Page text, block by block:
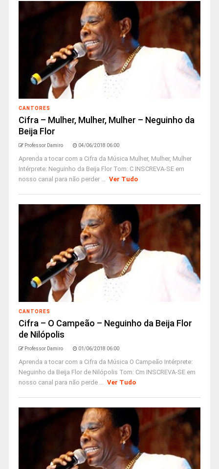
CANTORES
Cifra – Mulher, Mulher, Mulher – Neguinho da
Beija Flor
Professor Damiro 04/06/2018 06:00
Aprenda a tocar com a Cifra da Música Mulher, Mulher, Mulher
Intérprete: Neguinho da Beija Flor Tom: C INSCREVA-SE em
nosso canal para não perder ... Ver Tudo
CANTORES
Cifra – O Campeão – Neguinho da Beija Flor
de Nilópolis
Professor Damiro 01/06/2018 06:00
Aprenda a tocar com a Cifra da Música O Campeão Intérprete:
Neguinho da Beija Flor de Nilópolis Tom: Cm INSCREVA-SE em
nosso canal para não perde ... Ver Tudo